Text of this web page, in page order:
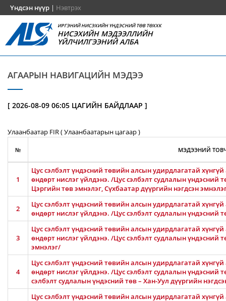
Үндсэн нүүр | Нэвтрэх
ИРГЭНИЙ НИСЭХИЙН ҮНДЭСНИЙ ТӨВ ТӨХХК
НИСЭХИЙН МЭДЭЭЛЛИЙН
ҮЙЛЧИЛГЭЭНИЙ АЛБА
АГААРЫН НАВИГАЦИЙН МЭДЭЭ
[ 2026-08-09 06:05 ЦАГИЙН БАЙДЛААР ]
Улаанбаатар FIR ( Улаанбаатарын цагаар )
№ МЭДЭЭНИЙ
1
Цус сэлбэлт үндэсний төвийн алсын удирдлагатай
өндөрт нислэг үйлдэнэ. /Цус сэлбэлт судлалын үндэсний
Цэргийн төв эмнэлэг, Сүхбаатар дүүргийн нэгдсэн
2
Цус сэлбэлт үндэсний төвийн алсын удирдлагатай
өндөрт нислэг үйлдэнэ. /Цус сэлбэлт судлалын үндэсний
3
Цус сэлбэлт үндэсний төвийн алсын удирдлагатай
өндөрт нислэг үйлдэнэ. /Цус сэлбэлт судлалын
эмнэлэг/
4
Цус сэлбэлт үндэсний төвийн алсын удирдлагатай
өндөрт нислэг үйлдэнэ. /Цус сэлбэлт судлалын үндэсний
сэлбэлт судлалын үндэсний төв – Хан-Уул дүүргийн
Цус сэлбэлт үндэсний төвийн алсын удирдлагатай